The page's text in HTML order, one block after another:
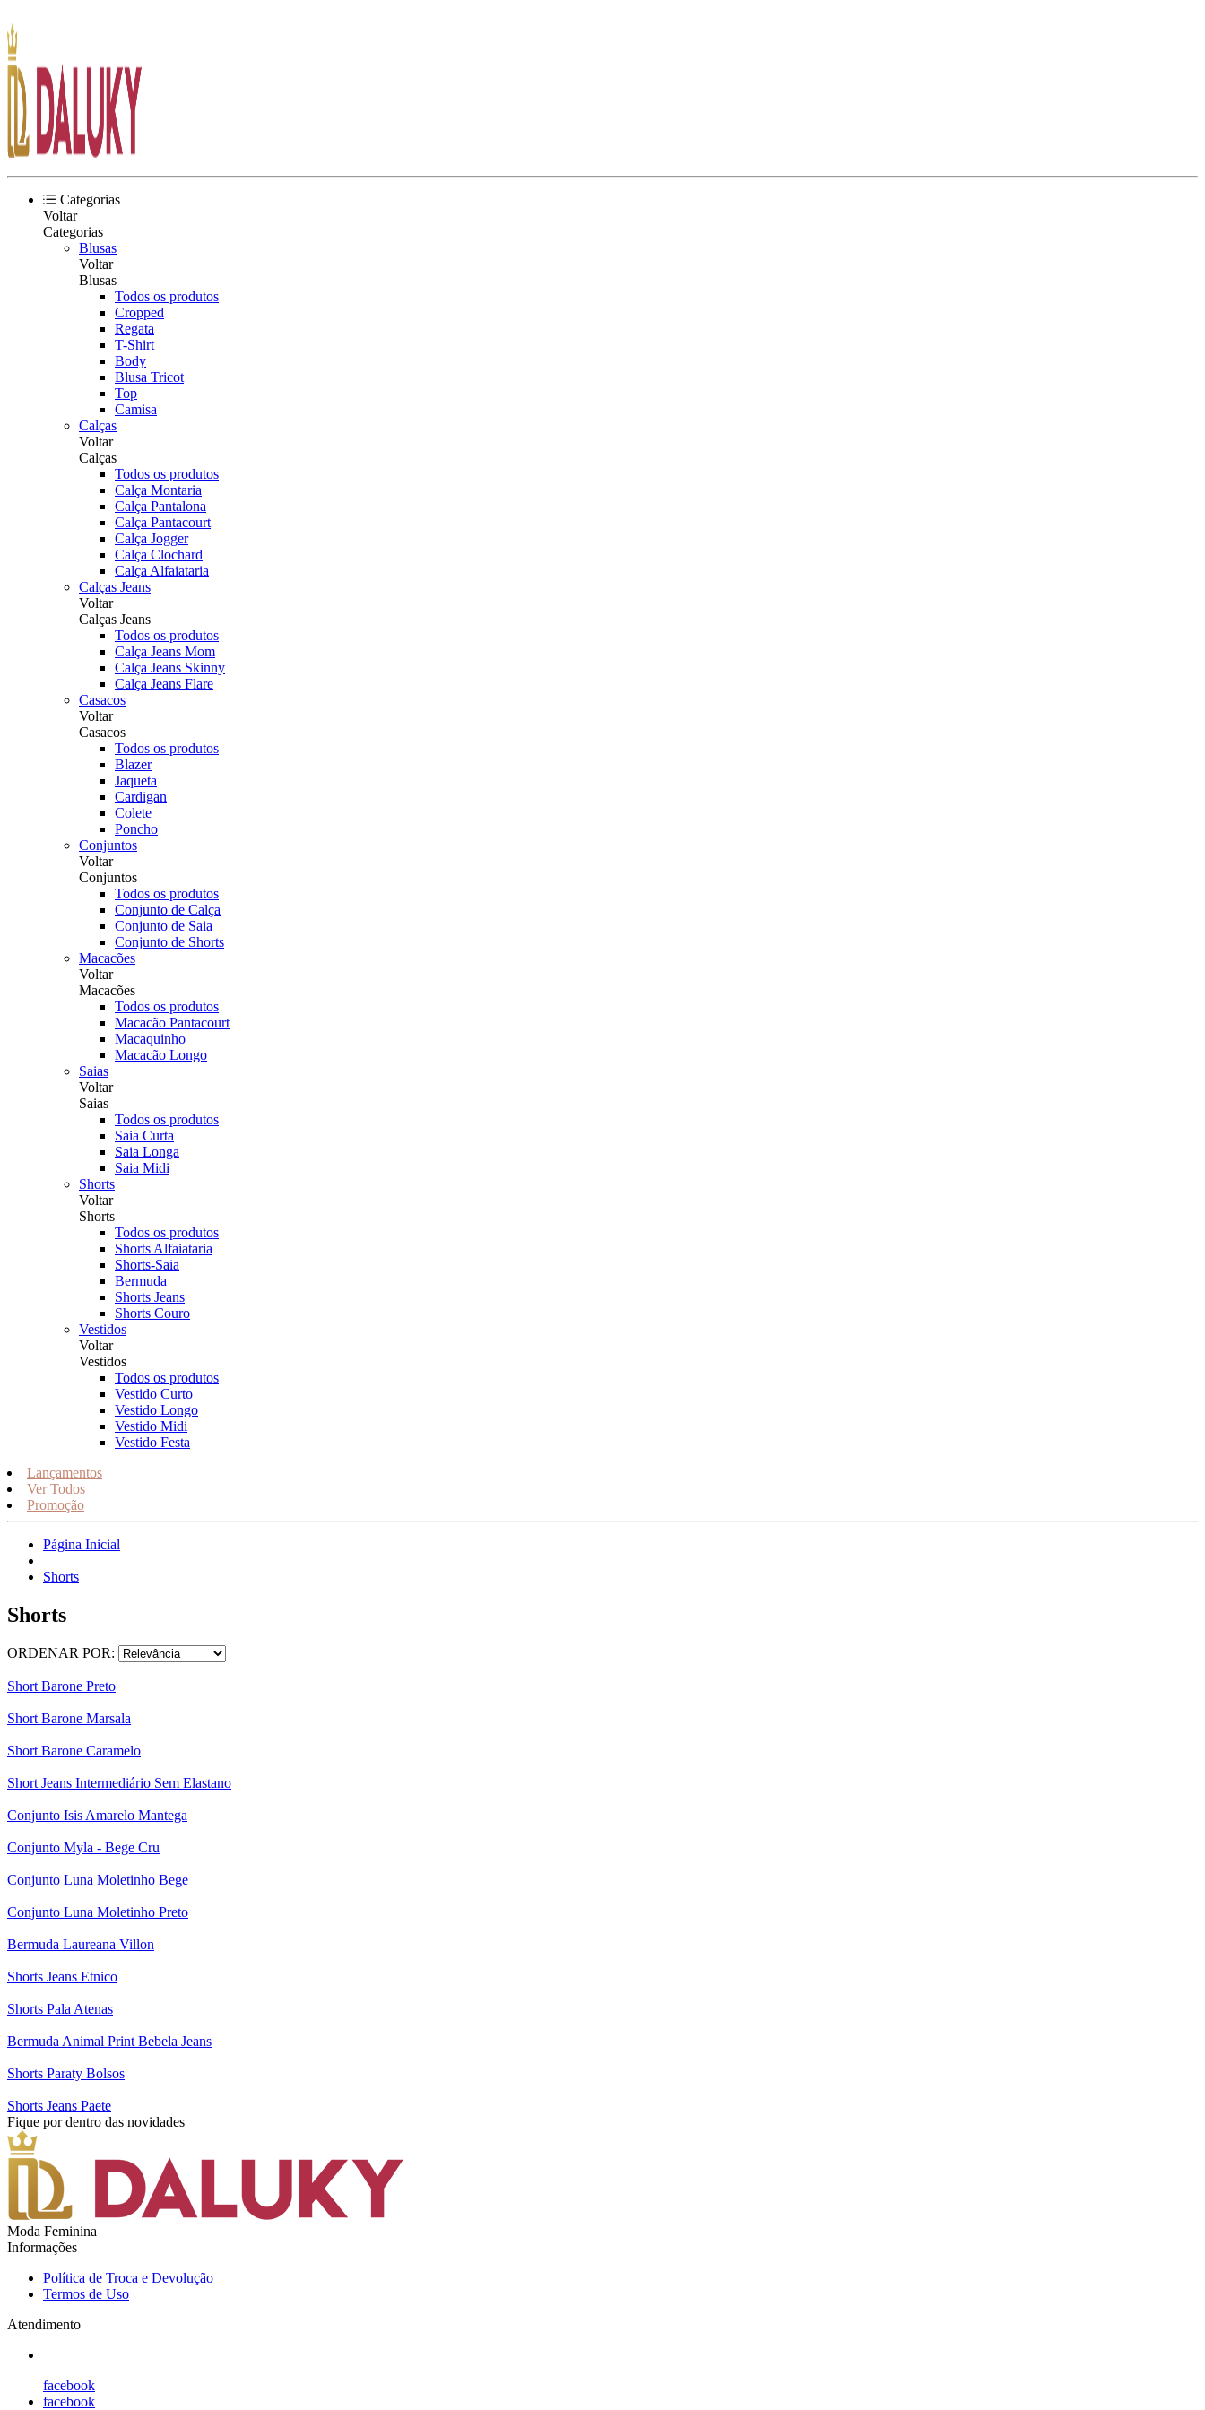
Categorias
Voltar
Categorias
Blusas
Voltar
Blusas
Todos os produtos
Cropped
Regata
T-Shirt
Body
Blusa Tricot
Top
Camisa
Calças
Voltar
Calças
Todos os produtos
Calça Montaria
Calça Pantalona
Calça Pantacourt
Calça Jogger
Calça Clochard
Calça Alfaiataria
Calças Jeans
Voltar
Calças Jeans
Todos os produtos
Calça Jeans Mom
Calça Jeans Skinny
Calça Jeans Flare
Casacos
Voltar
Casacos
Todos os produtos
Blazer
Jaqueta
Cardigan
Colete
Poncho
Conjuntos
Voltar
Conjuntos
Todos os produtos
Conjunto de Calça
Conjunto de Saia
Conjunto de Shorts
Macacões
Voltar
Macacões
Todos os produtos
Macacão Pantacourt
Macaquinho
Macacão Longo
Saias
Voltar
Saias
Todos os produtos
Saia Curta
Saia Longa
Saia Midi
Shorts
Voltar
Shorts
Todos os produtos
Shorts Alfaiataria
Shorts-Saia
Bermuda
Shorts Jeans
Shorts Couro
Vestidos
Voltar
Vestidos
Todos os produtos
Vestido Curto
Vestido Longo
Vestido Midi
Vestido Festa
Lançamentos
Ver Todos
Promoção
Página Inicial
Shorts
Shorts
ORDENAR POR:
Short Barone Preto
Short Barone Marsala
Short Barone Caramelo
Short Jeans Intermediário Sem Elastano
Conjunto Isis Amarelo Mantega
Conjunto Myla - Bege Cru
Conjunto Luna Moletinho Bege
Conjunto Luna Moletinho Preto
Bermuda Laureana Villon
Shorts Jeans Etnico
Shorts Pala Atenas
Bermuda Animal Print Bebela Jeans
Shorts Paraty Bolsos
Shorts Jeans Paete
Fique por dentro das novidades
Moda Feminina
Informações
Política de Troca e Devolução
Termos de Uso
Atendimento
facebook
facebook